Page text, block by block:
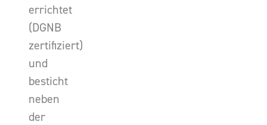
errichtet
(DGNB
zertifiziert)
und
besticht
neben
der